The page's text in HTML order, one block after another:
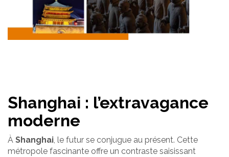
Shanghai : l’extravagance
moderne
À Shanghai, le futur se conjugue au présent. Cette
métropole fascinante offre un contraste saisissant